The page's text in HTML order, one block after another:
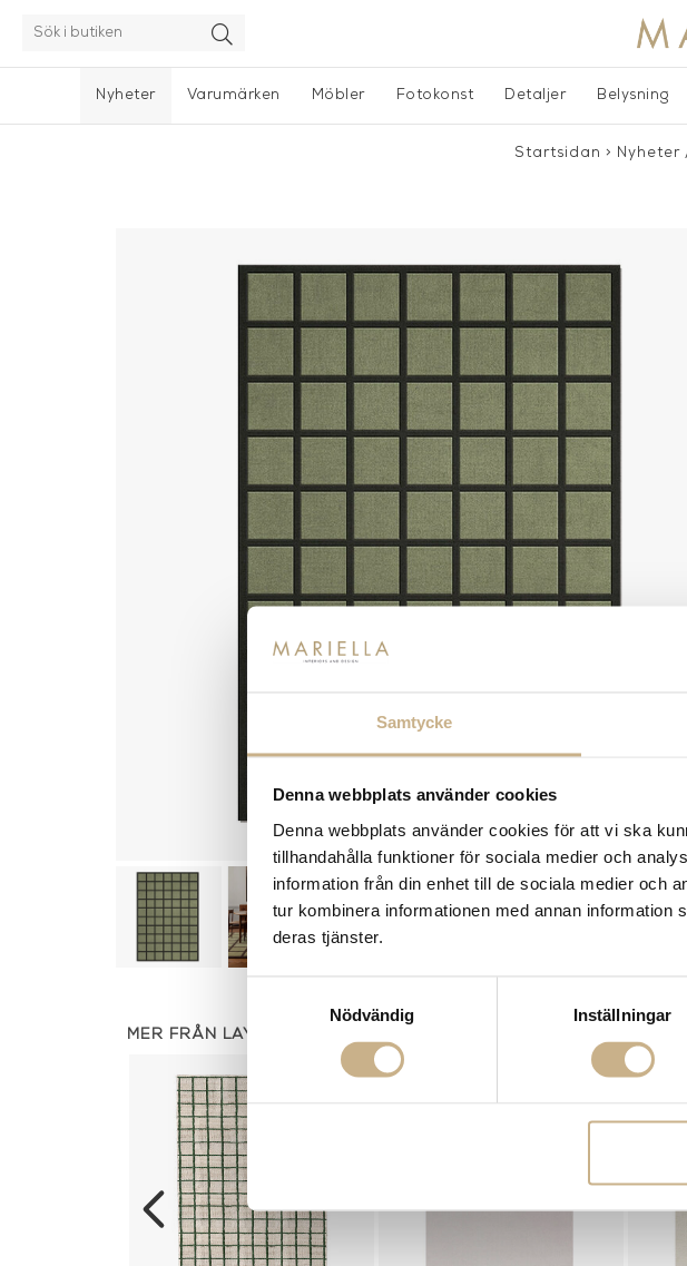
Samtycke
Denna webbplats använder cookies
Denna webbplats använder cookies för att vi ska
tillhandahålla funktioner för sociala medier och
information från din enhet till de sociala medier och
tur kombinera informationen med annan information
deras tjänster.
Nödvändig
Inställningar
Nyheter Varumärken Möbler Fotokonst Detaljer Belysning
Startsidan > Nyheter
MER FRÅN LAYERED